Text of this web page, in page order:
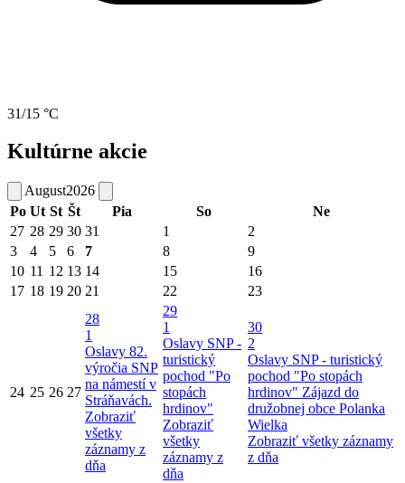
31/15 °C
Kultúrne akcie
August2026
Po Ut St Št Pia So
Ne
27 28 29 30 31 1
2
3
4 5 6 7 8
9
10 11 12 13 14 15
16
17 18 19 20 21 22 23
24 25 26 27
28
1
Oslavy 82.
výročia SNP
na námestí v
Stráňavách.
Zobraziť
všetky
záznamy z
dňa
29
1
Oslavy SNP -
turistický
pochod "Po
stopách
hrdinov"
Zobraziť
všetky
záznamy z
dňa
30
2
Oslavy SNP - turistický
pochod "Po stopách
hrdinov" Zájazd do
družobnej obce Polanka
Wielka
Zobraziť všetky záznamy
z dňa